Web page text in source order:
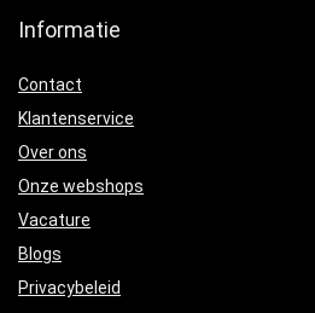
Informatie
Contact
Klantenservice
Over ons
Onze webshops
Vacature
Blogs
Privacybeleid